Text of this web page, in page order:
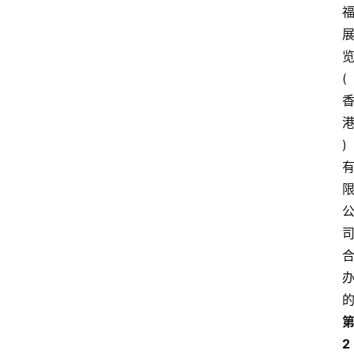
福
展
览
(
香
港
)
有
限
公
司
合
办
的
第
2